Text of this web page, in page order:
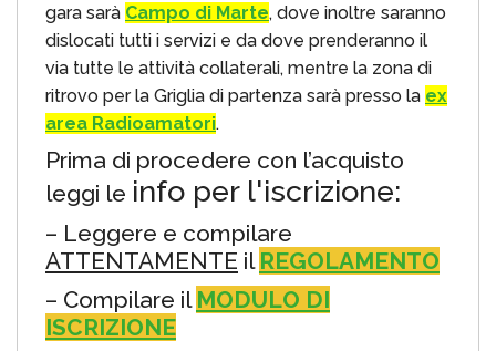
gara sarà Campo di Marte, dove inoltre saranno
dislocati tutti i servizi e da dove prenderanno il
via tutte le attività collaterali, mentre la zona di
ritrovo per la Griglia di partenza sarà presso la ex
area Radioamatori.
Prima di procedere con l’acquisto
leggi le info per l'iscrizione:
– Leggere e compilare
ATTENTAMENTE il REGOLAMENTO
– Compilare il MODULO DI
ISCRIZIONE